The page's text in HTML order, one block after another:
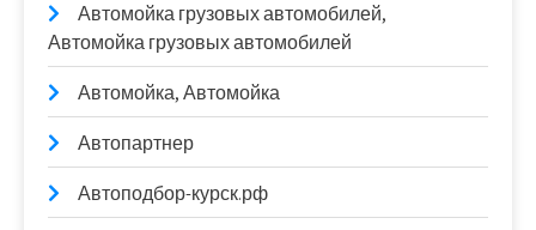
Автомойка грузовых автомобилей,
Автомойка грузовых автомобилей
Автомойка, Автомойка
Автопартнер
Автоподбор-курск.рф